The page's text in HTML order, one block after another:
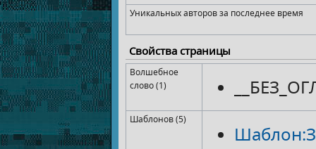
Уникальных авторов за последнее время
Свойства страницы
Волшебное
слово (1)
Шаблонов (5)